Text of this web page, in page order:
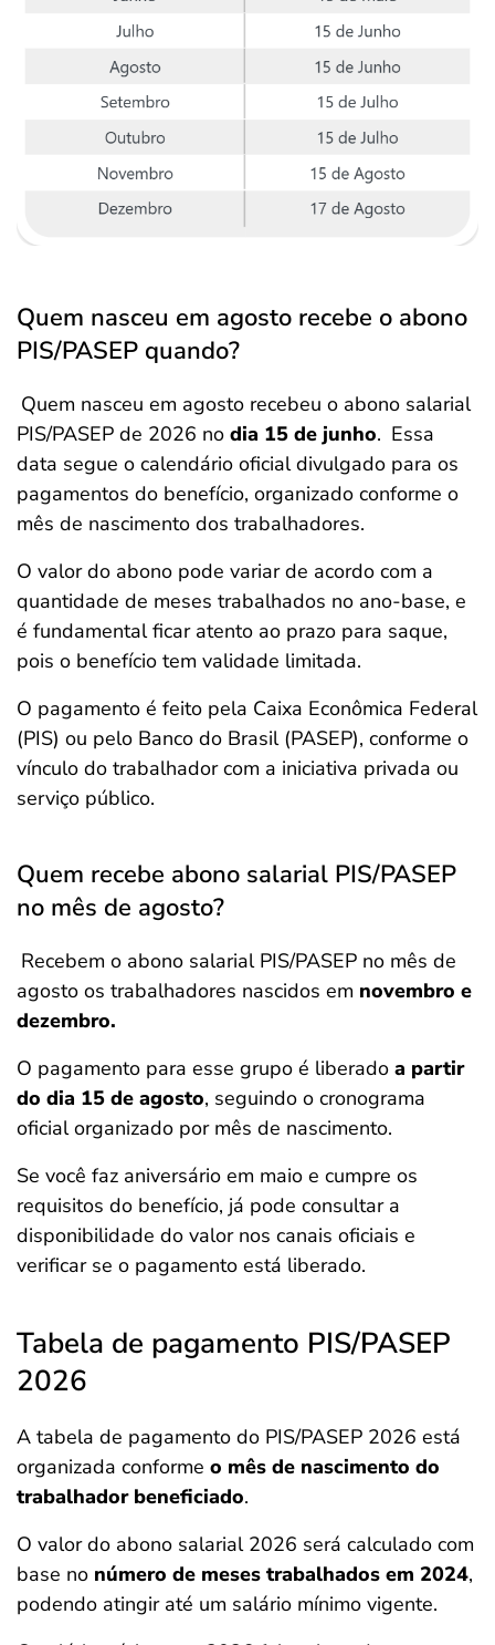
Quem nasceu em agosto recebe o abono
PIS/PASEP quando?
Quem nasceu em agosto recebeu o abono salarial
PIS/PASEP de 2026 no dia 15 de junho. Essa
data segue o calendário oficial divulgado para os
pagamentos do benefício, organizado conforme o
mês de nascimento dos trabalhadores.
O valor do abono pode variar de acordo com a
quantidade de meses trabalhados no ano-base, e
é fundamental ficar atento ao prazo para saque,
pois o benefício tem validade limitada.
O pagamento é feito pela Caixa Econômica Federal
(PIS) ou pelo Banco do Brasil (PASEP), conforme o
vínculo do trabalhador com a iniciativa privada ou
serviço público.
Quem recebe abono salarial PIS/PASEP
no mês de agosto?
Recebem o abono salarial PIS/PASEP no mês de
agosto os trabalhadores nascidos em novembro e
dezembro.
O pagamento para esse grupo é liberado a partir
do dia 15 de agosto, seguindo o cronograma
oficial organizado por mês de nascimento.
Se você faz aniversário em maio e cumpre os
requisitos do benefício, já pode consultar a
disponibilidade do valor nos canais oficiais e
verificar se o pagamento está liberado.
Tabela de pagamento PIS/PASEP
2026
A tabela de pagamento do PIS/PASEP 2026 está
organizada conforme o mês de nascimento do
trabalhador beneficiado.
O valor do abono salarial 2026 será calculado com
base no número de meses trabalhados em 2024,
podendo atingir até um salário mínimo vigente.